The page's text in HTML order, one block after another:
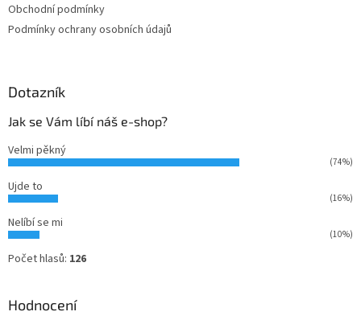
Obchodní podmínky
Podmínky ochrany osobních údajů
Dotazník
Jak se Vám líbí náš e-shop?
Velmi pěkný
(74%)
Ujde to
(16%)
Nelíbí se mi
(10%)
Počet hlasů: 126
Hodnocení